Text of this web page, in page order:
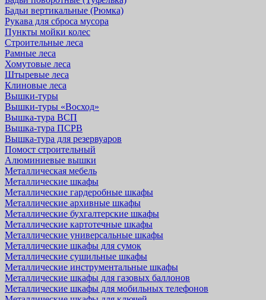
Бадьи вертикальные (Рюмка)
Рукава для сброса мусора
Пункты мойки колес
Строительные леса
Рамные леса
Хомутовые леса
Штыревые леса
Клиновые леса
Вышки-туры
Вышки-туры «Восход»
Вышка-тура ВСП
Вышка-тура ПСРВ
Вышка-тура для резервуаров
Помост строительный
Алюминиевые вышки
Металлическая мебель
Металлические шкафы
Металлические гардеробные шкафы
Металлические архивные шкафы
Металлические бухгалтерские шкафы
Металлические картотечные шкафы
Металлические универсальные шкафы
Металлические шкафы для сумок
Металлические сушильные шкафы
Металлические инструментальные шкафы
Металлические шкафы для газовых баллонов
Металлические шкафы для мобильных телефонов